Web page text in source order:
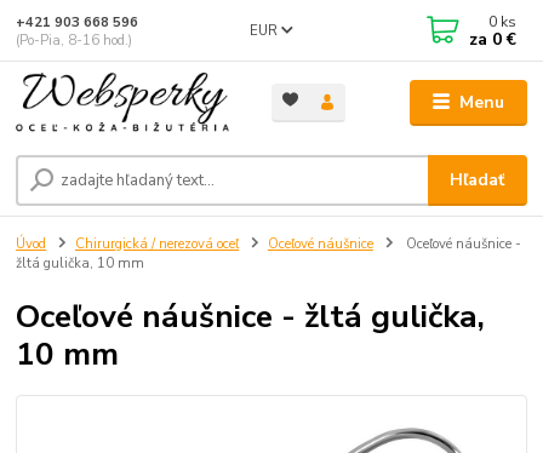
Menu
EUR
Hľadať
+421 903 668 596
(Po-Pia, 8-16 hod.)
0 ks
za 0 €
Úvod Chirurgická / nerezová oceľ Oceľové náušnice
Oceľové náušnice -
žltá gulička, 10 mm
Oceľové náušnice - žltá gulička,
10 mm